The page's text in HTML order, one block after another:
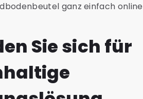
ganz einfach online
Sie sich für